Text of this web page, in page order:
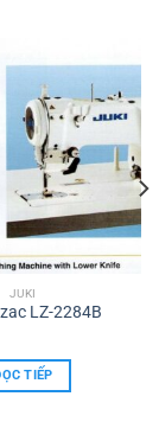
JUKI
LZ-2284B
TIẾP